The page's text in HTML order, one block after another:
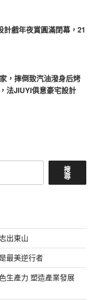
戲年夜賞圓滿閉幕，21
，摔倒致汽油潑身后烤
法JIUYI俱意豪宅設計
搜
尋
出東山
最美逆行者
生產力 塑造產業發展